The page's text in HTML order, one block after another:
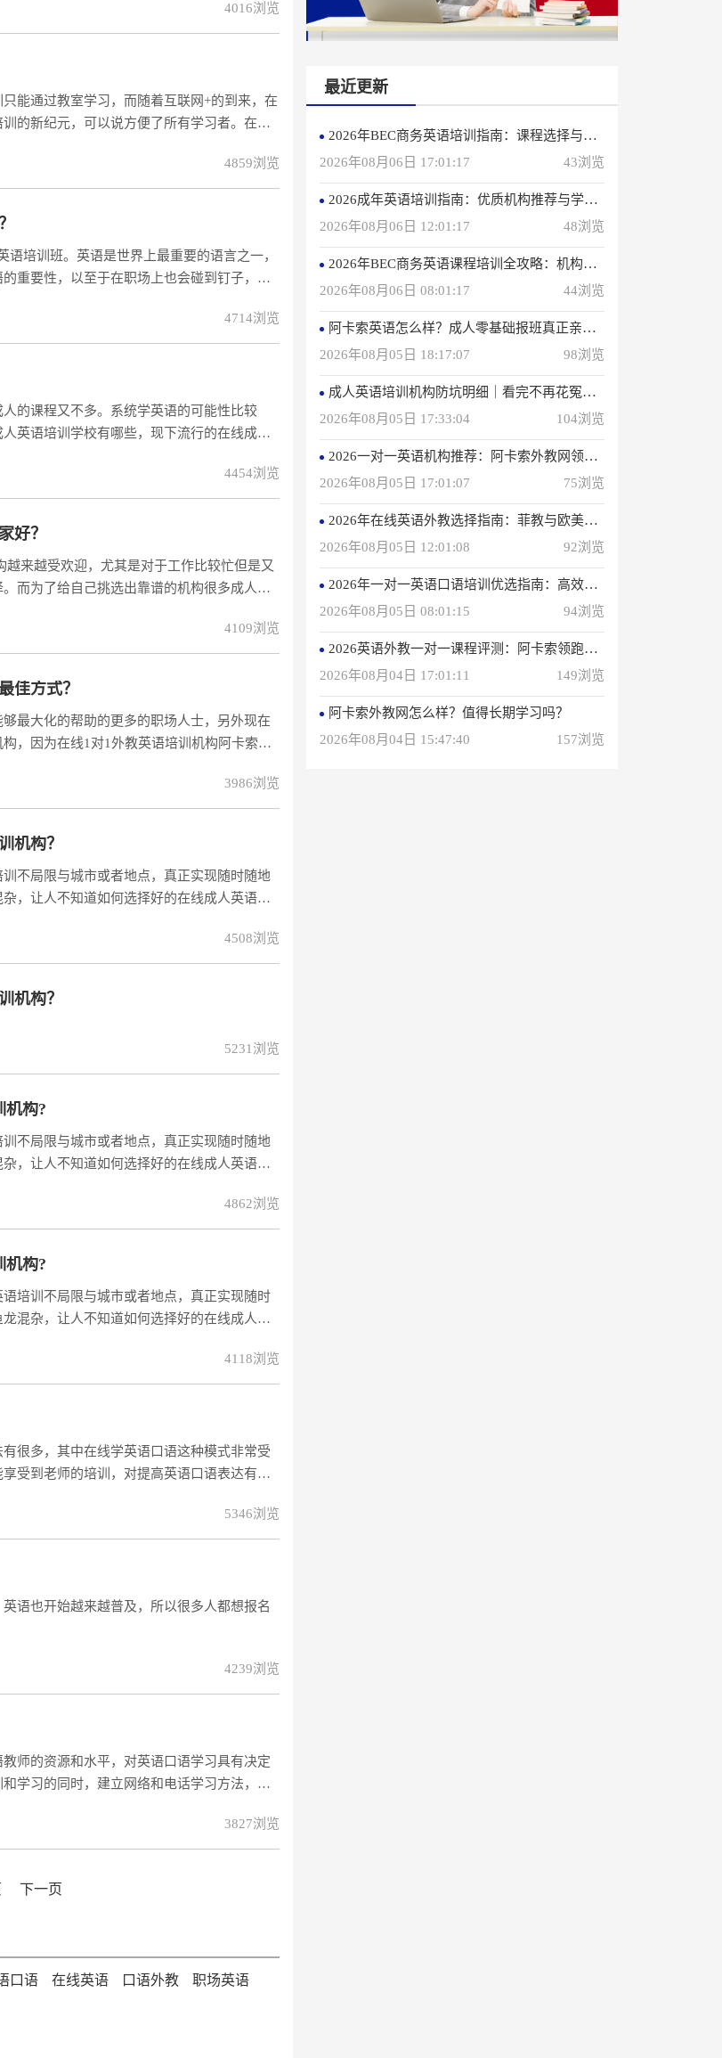
这种新的学习方式破除了英语培训课程在时
4016浏览
能通过教室学习，而随着互联网+的到来，在
的新纪元，可以说方便了所有学习者。在线
4859浏览
培训班。英语是世界上最重要的语言之一，
重要性，以至于在职场上也会碰到钉子，知
4714浏览
的课程又不多。系统学英语的可能性比较
英语培训学校有哪些，现下流行的在线成人
4454浏览
好？
来越受欢迎，尤其是对于工作比较忙但是又
而为了给自己挑选出靠谱的机构很多成人都
一些只是花里胡哨打广告的,推荐一些比较好
4109浏览
佳方式？
最大化的帮助的更多的职场人士，另外现在
，因为在线1对1外教英语培训机构阿卡索宣
（中国英语等级量表）各水平的课程，增
3986浏览
机构？
不局限与城市或者地点，真正实现随时随地
，让人不知道如何选择好的在线成人英语培
4508浏览
机构？
5231浏览
机构?
不局限与城市或者地点，真正实现随时随地
，让人不知道如何选择好的在线成人英语培
培训机构，也没有用。因为没有学习目标，
4862浏览
机构?
培训不局限与城市或者地点，真正实现随时
混杂，让人不知道如何选择好的在线成人英
的惊喜哦：
4118浏览
很多，其中在线学英语口语这种模式非常受
受到老师的培训，对提高英语口语表达有很
春笋一般一茬又一茬地出现。在线英语培训
5346浏览
语也开始越来越普及，所以很多人都想报名
4239浏览
师的资源和水平，对英语口语学习具有决定
学习的同时，建立网络和电话学习方法，在
3827浏览
下一页
口语 在线英语 口语外教 职场英语
最近更新
2026年BEC商务英语培训指南：课程选择与优质机构推荐
2026年08月06日 17:01:17
43浏览
2026成年英语培训指南：优质机构推荐与学习策略
2026年08月06日 12:01:17
48浏览
2026年BEC商务英语课程培训全攻略：机构选择与备考指南
2026年08月06日 08:01:17
44浏览
阿卡索英语怎么样？成人零基础报班真正亲身感受
2026年08月05日 18:17:07
98浏览
成人英语培训机构防坑明细｜看完不再花冤枉钱(真正的用户反馈)
2026年08月05日 17:33:04
104浏览
2026一对一英语机构推荐：阿卡索外教网领衔专业之选
2026年08月05日 17:01:07
75浏览
2026年在线英语外教选择指南：菲教与欧美外教深度解析
2026年08月05日 12:01:08
92浏览
2026年一对一英语口语培训优选指南：高效学习方案解析
2026年08月05日 08:01:15
94浏览
2026英语外教一对一课程评测：阿卡索领跑性价比之选
2026年08月04日 17:01:11
149浏览
阿卡索外教网怎么样？值得长期学习吗？
2026年08月04日 15:47:40
157浏览